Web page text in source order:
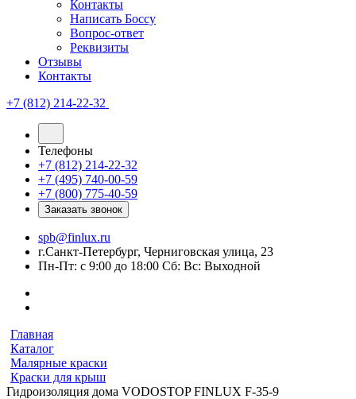
Контакты
Написать Боссу
Вопрос-ответ
Реквизиты
Отзывы
Контакты
+7 (812) 214-22-32
Телефоны
+7 (812) 214-22-32
+7 (495) 740-00-59
+7 (800) 775-40-59
Заказать звонок
spb@finlux.ru
г.Санкт-Петербург, Черниговская улица, 23
Пн-Пт: с 9:00 до 18:00 Сб: Вс: Выходной
Главная
Каталог
Малярные краски
Краски для крыш
Гидроизоляция дома VODOSTOP FINLUX F-35-9